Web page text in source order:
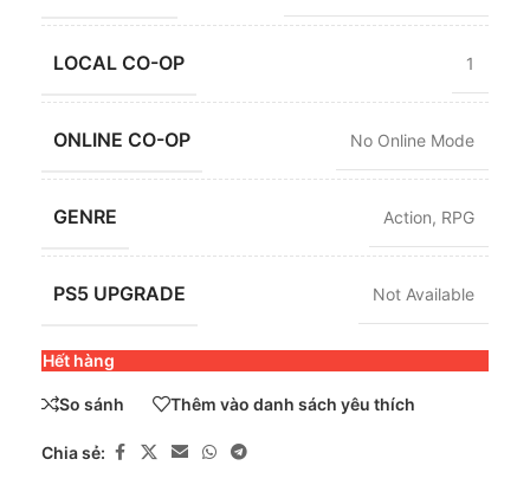
LOCAL CO-OP 1
ONLINE CO-OP No Online Mode
GENRE Action, RPG
PS5 UPGRADE Not Available
Hết hàng
So sánh Thêm vào danh sách yêu thích
Chia sẻ: